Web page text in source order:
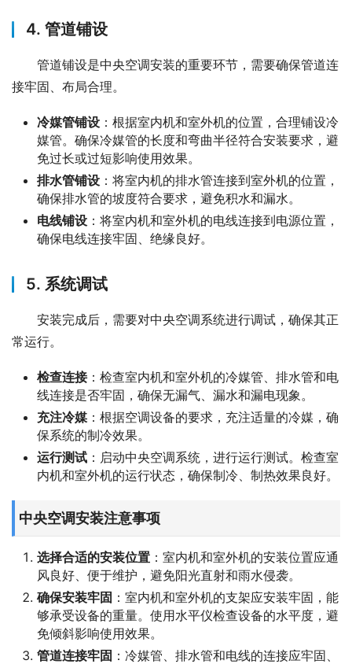
4. 管道铺设
管道铺设是中央空调安装的重要环节，需要确保管道连
接牢固、布局合理。
冷媒管铺设 ：根据室内机和室外机的位置，合理铺设冷
媒管。确保冷媒管的长度和弯曲半径符合安装要求，避
免过长或过短影响使用效果。
排水管铺设 ：将室内机的排水管连接到室外机的位置，
确保排水管的坡度符合要求，避免积水和漏水。
电线铺设 ：将室内机和室外机的电线连接到电源位置，
确保电线连接牢固、绝缘良好。
5. 系统调试
安装完成后，需要对中央空调系统进行调试，确保其正
常运行。
检查连接：检查室内机和室外机的冷媒管、排水管和电
线连接是否牢固，确保无漏气、漏水和漏电现象。
充注冷媒 ：根据空调设备的要求，充注适量的冷媒，确
保系统的制冷效果。
运行测试 ：启动中央空调系统，进行运行测试。检查室
内机和室外机的运行状态，确保制冷、制热效果良好。
中央空调安装注意事项
选择合适的安装位置 ：室内机和室外机的安装位置应通
风良好、便于维护，避免阳光直射和雨水侵袭。
确保安装牢固 ：室内机和室外机的支架应安装牢固，能
够承受设备的重量。使用水平仪检查设备的水平度，避
免倾斜影响使用效果。
管道连接牢固 ：冷媒管、排水管和电线的连接应牢固、